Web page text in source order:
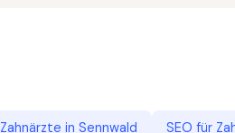
Zahnärzte in Sennwald SEO für